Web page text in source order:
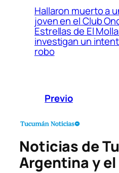
Hallaron muerto a
joven en el Club
Estrellas de El
investigan un
robo
Previo
Noticias de
Argentina y